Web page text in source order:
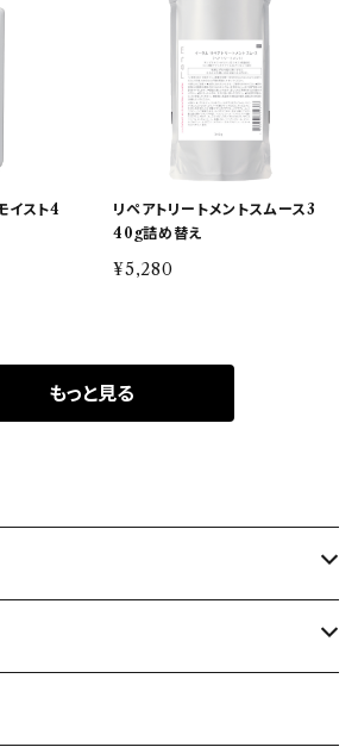
イスト4
リペアトリートメントスムース3
40g詰め替え
¥5,280
もっと見る
ト